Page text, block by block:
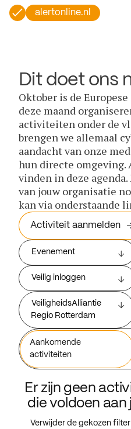
alertonline.nl
Dit doet ons
Oktober is de
deze maand
activiteiten onder de
brengen we allemaal
aandacht van onze
hun directe
vinden in deze
van jouw organisatie
kan via onderstaande
Activiteit aanmelden
Evenement
Veilig inloggen
VeiligheidsAlliantie
Regio Rotterdam
Aankomende
activiteiten
Er zijn geen
die voldoen
Verwijder de gekozen